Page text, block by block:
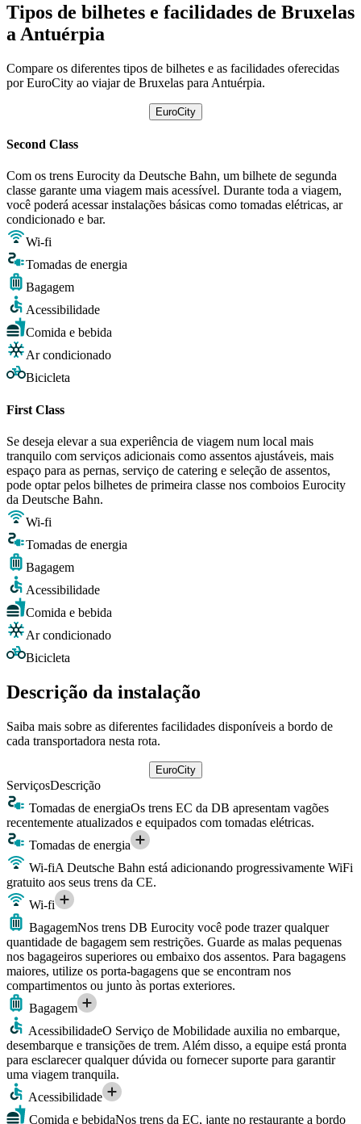
Tipos de bilhetes e facilidades de Bruxelas
a Antuérpia
Compare os diferentes tipos de bilhetes e as facilidades oferecidas
por EuroCity ao viajar de Bruxelas para Antuérpia.
EuroCity
Second Class
Com os trens Eurocity da Deutsche Bahn, um bilhete de segunda
classe garante uma viagem mais acessível. Durante toda a viagem,
você poderá acessar instalações básicas como tomadas elétricas, ar
condicionado e bar.
Wi-fi
Tomadas de energia
Bagagem
Acessibilidade
Comida e bebida
Ar condicionado
Bicicleta
First Class
Se deseja elevar a sua experiência de viagem num local mais
tranquilo com serviços adicionais como assentos ajustáveis, mais
espaço para as pernas, serviço de catering e seleção de assentos,
pode optar pelos bilhetes de primeira classe nos comboios Eurocity
da Deutsche Bahn.
Wi-fi
Tomadas de energia
Bagagem
Acessibilidade
Comida e bebida
Ar condicionado
Bicicleta
Descrição da instalação
Saiba mais sobre as diferentes facilidades disponíveis a bordo de
cada transportadora nesta rota.
EuroCity
ServiçosDescrição
Tomadas de energiaOs trens EC da DB apresentam vagões
recentemente atualizados e equipados com tomadas elétricas.
Tomadas de energia
Wi-fiA Deutsche Bahn está adicionando progressivamente WiFi
gratuito aos seus trens da CE.
Wi-fi
BagagemNos trens DB Eurocity você pode trazer qualquer
quantidade de bagagem sem restrições. Guarde as malas pequenas
nos bagageiros superiores ou embaixo dos assentos. Para bagagens
maiores, utilize os porta-bagagens que se encontram nos
compartimentos ou junto às portas exteriores.
Bagagem
AcessibilidadeO Serviço de Mobilidade auxilia no embarque,
desembarque e transições de trem. Além disso, a equipe está pronta
para esclarecer qualquer dúvida ou fornecer suporte para garantir
uma viagem tranquila.
Acessibilidade
Comida e bebidaNos trens da EC, jante no restaurante a bordo